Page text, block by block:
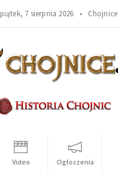
piątek, 7 sierpnia 2026 • Chojnice
Video Ogłoszenia